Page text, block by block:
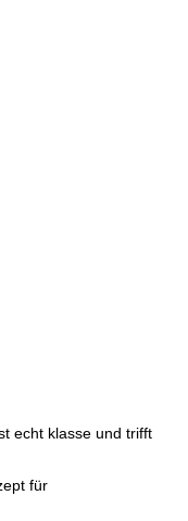
echt klasse und trifft
für